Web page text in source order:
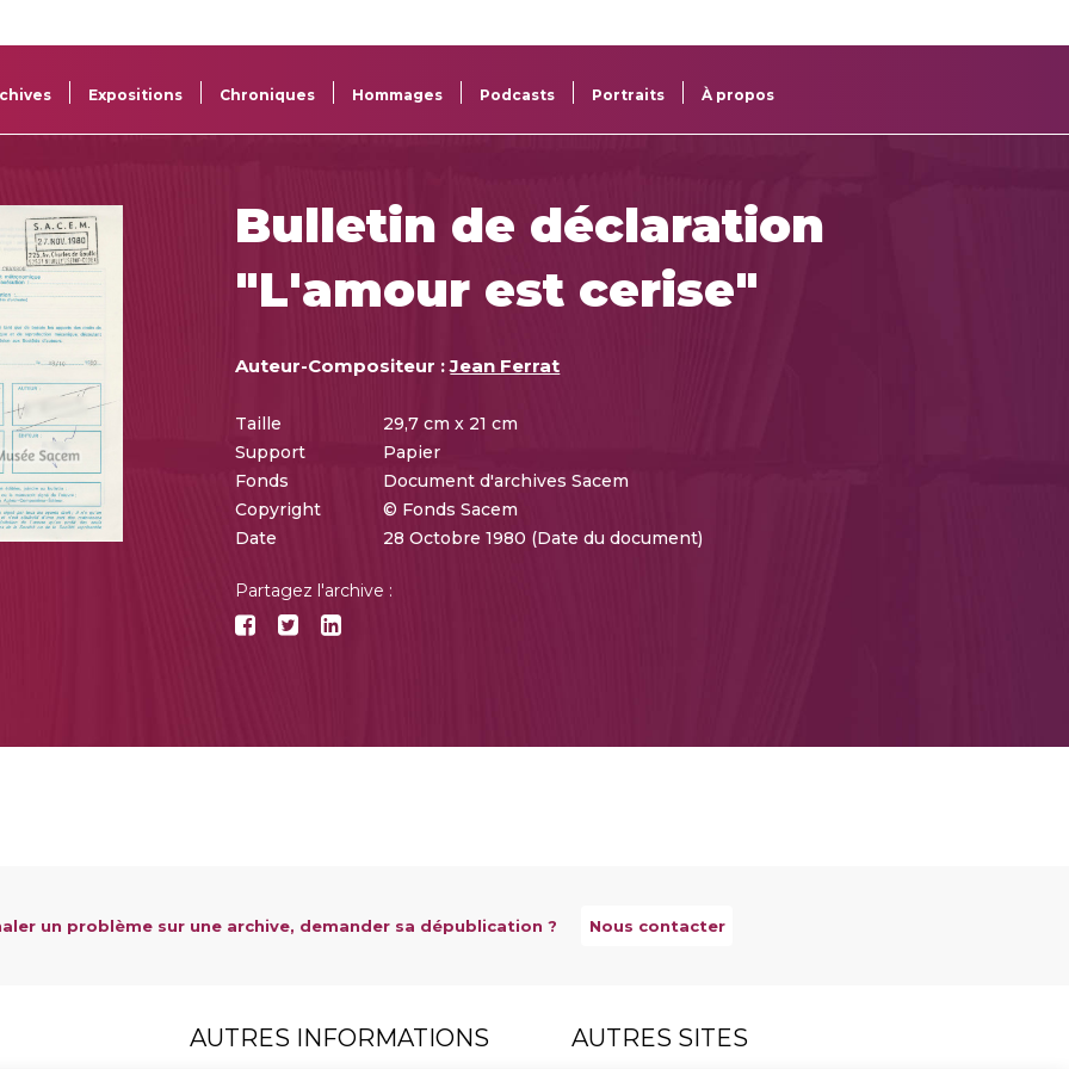
Sacem
projets
Sacem
des œuvres
Expositions Chroniques Hommages Podcasts Portraits À propos
Bulletin de déclaration
"L'amour est cerise"
Auteur-Compositeur : Jean Ferrat
Taille
29,7 cm x 21 cm
Support
Papier
Fonds
Document d'archives Sacem
Copyright
© Fonds Sacem
Date
28 Octobre 1980 (Date du document)
Partagez l'archive :
un problème sur une archive, demander sa dépublication ? Nous contacter
AUTRES INFORMATIONS AUTRES SITES